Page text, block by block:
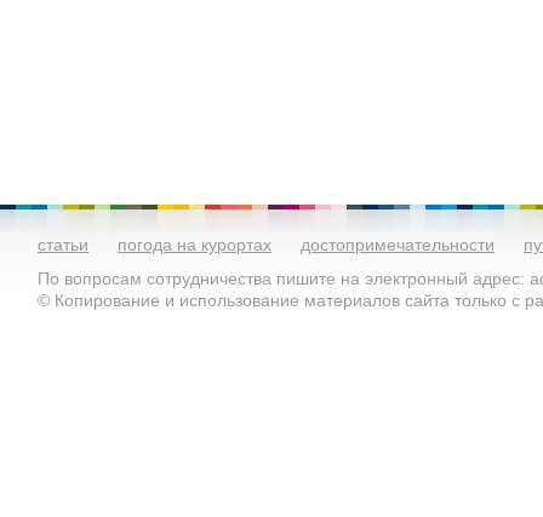
статьи погода на курортах достопримечательности
По вопросам сотрудничества пишите на электронный адрес:
© Копирование и использование материалов сайта только с